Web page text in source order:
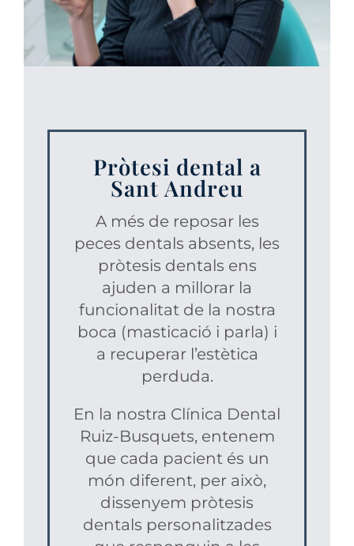
Pròtesi dental a
Sant Andreu
A més de reposar les
peces dentals absents, les
pròtesis dentals ens
ajuden a millorar la
funcionalitat de la nostra
boca (masticació i parla) i
a recuperar l’estètica
perduda.
En la nostra Clínica Dental
Ruiz-Busquets, entenem
que cada pacient és un
món diferent, per això,
dissenyem pròtesis
dentals personalitzades